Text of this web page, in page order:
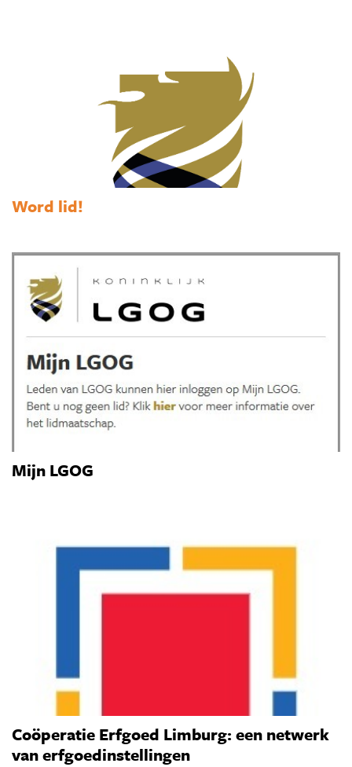
Word lid!
Mijn LGOG
Coöperatie Erfgoed Limburg: een netwerk
van erfgoedinstellingen